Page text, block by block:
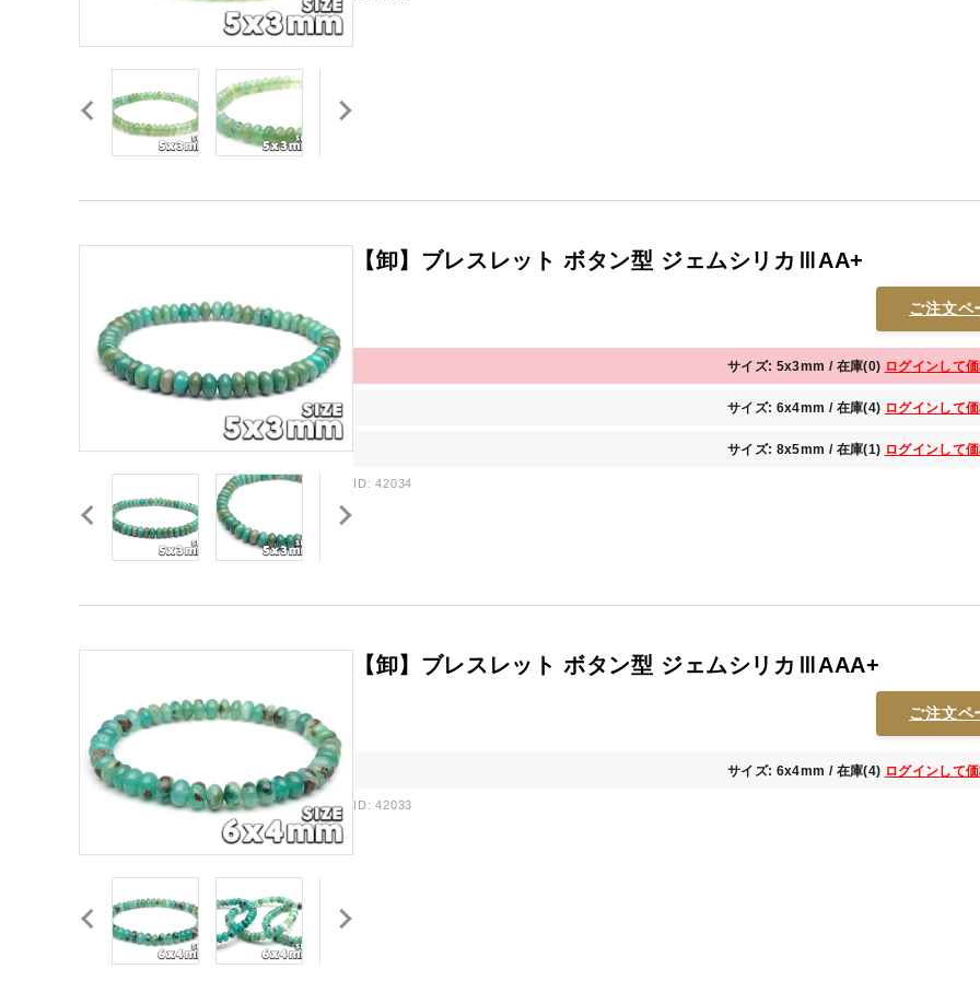
【卸】ブレスレット ボタン型 ジェムシリカⅢAA+
ご注文ペ
サイズ: 5x3mm / 在庫(0) ログインして
サイズ: 6x4mm / 在庫(4) ログインして
サイズ: 8x5mm / 在庫(1) ログインして
ID: 42034
【卸】ブレスレット ボタン型 ジェムシリカⅢAAA+
ご注文ペ
サイズ: 6x4mm / 在庫(4) ログインして
ID: 42033